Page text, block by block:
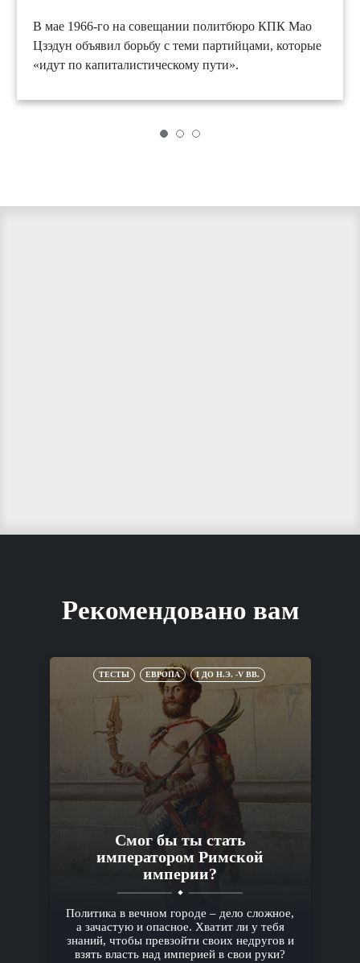
В мае 1966-го на совещании политбюро КПК Мао
Цзэдун объявил борьбу с теми партийцами, которые
«идут по капиталистическому пути».
Рекомендовано вам
ТЕСТЫ ЕВРОПА I ДО Н.Э. -V ВВ.
Смог бы ты стать
императором Римской
империи?
Политика в вечном городе – дело сложное,
а зачастую и опасное. Хватит ли у тебя
знаний, чтобы превзойти своих недругов и
взять власть над империей в свои руки?